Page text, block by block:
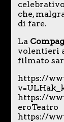
che,
di fare.
La
volentieri
filmato
https://
https://
eroTeatro
https://